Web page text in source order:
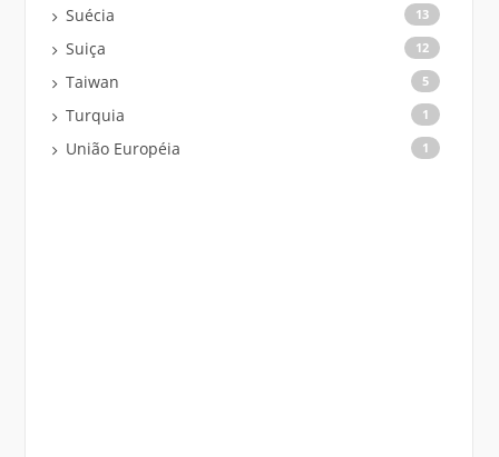
Suécia 13
Suiça 12
Taiwan 5
Turquia 1
União Européia 1